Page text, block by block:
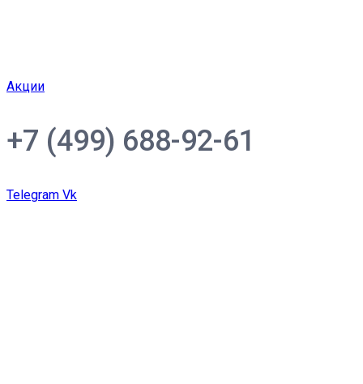
Акции
+7 (499) 688-92-61
Telegram Vk